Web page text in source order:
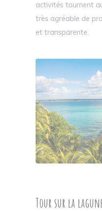
activités tournent
très agréable de
et transparente.
Tour sur la